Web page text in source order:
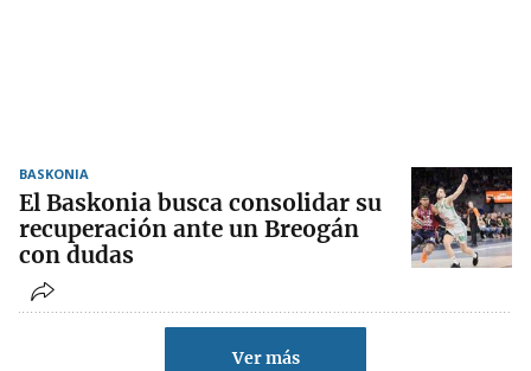
BASKONIA
El Baskonia busca consolidar su
recuperación ante un Breogán
con dudas
Ver más